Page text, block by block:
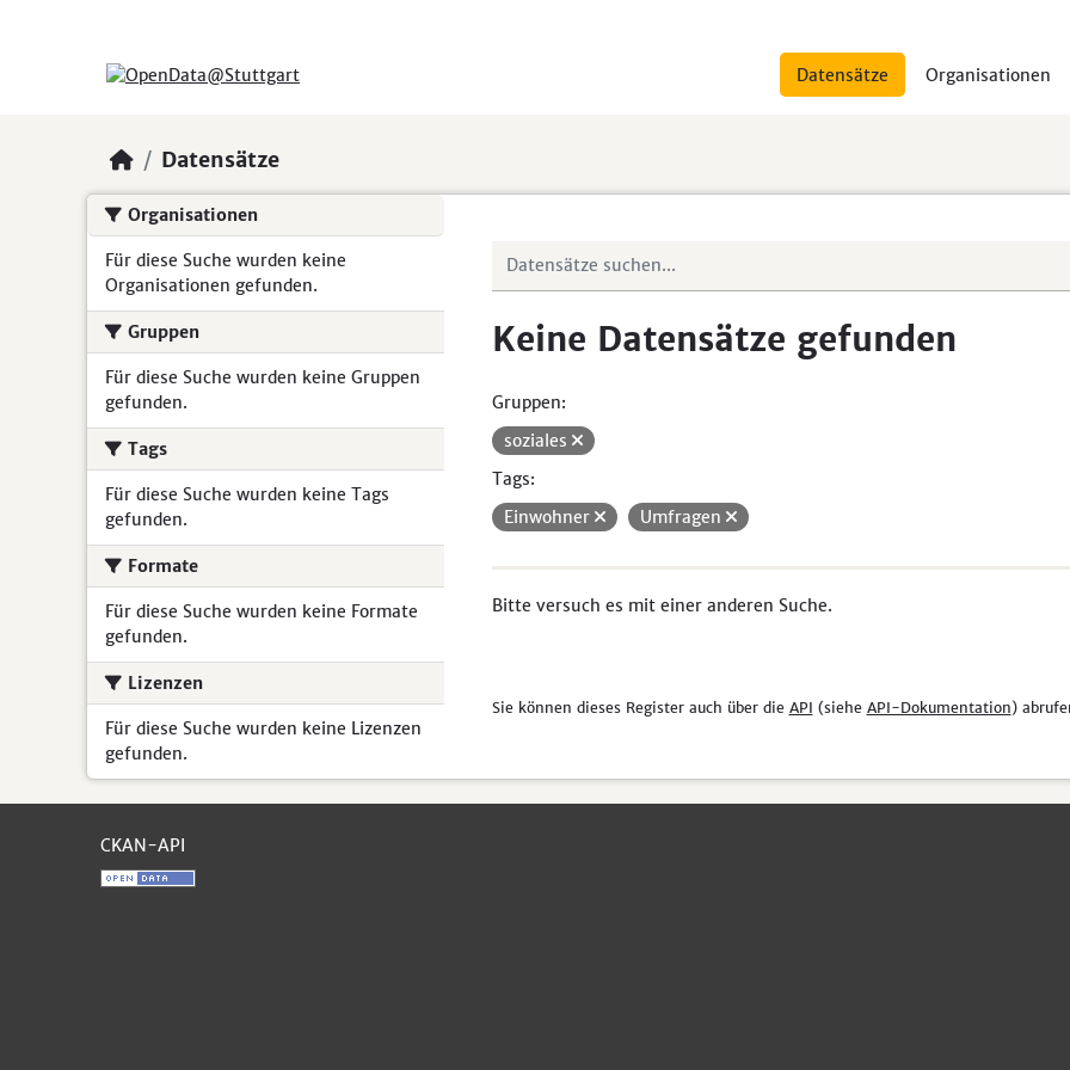
Datensätze Organisationen
Datensätze
Organisationen
Für diese Suche wurden keine
Organisationen gefunden.
Gruppen
Für diese Suche wurden keine Gruppen
gefunden.
Tags
Für diese Suche wurden keine Tags
gefunden.
Formate
Für diese Suche wurden keine Formate
gefunden.
Lizenzen
Für diese Suche wurden keine Lizenzen
gefunden.
Keine Datensätze gefunden
Gruppen:
soziales
Tags:
Einwohner
Umfragen
Bitte versuch es mit einer anderen Suche.
Sie können dieses Register auch über die API (siehe API-Dokumentation)
CKAN-API